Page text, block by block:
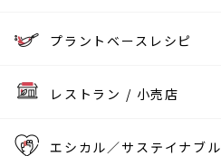
プラントベースレシピ
レストラン / 小売店
エシカル／サステイナブル